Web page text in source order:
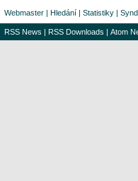
Webmaster | Hledání | Statistiky |
RSS News | RSS Downloads | Atom